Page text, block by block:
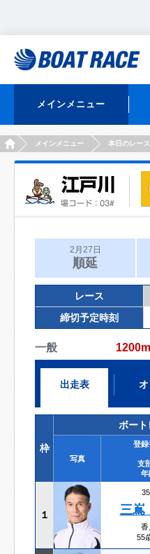
メインメニュー
HOMEメインメニュー 本日のレース
2月27日
順延
レース
締切予定時刻
一般 1200m
出走表
枠
ボート
写真
登録
支
年
１ 三
香
55